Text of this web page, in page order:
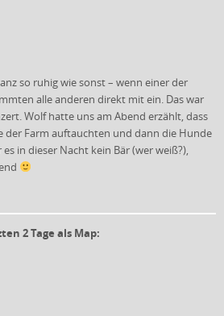
so ruhig wie sonst – wenn einer der
alle anderen direkt mit ein. Das war
Wolf hatte uns am Abend erzählt, dass
der Farm auftauchten und dann die Hunde
in dieser Nacht kein Bär (wer weiß?),
2 Tage als Map: